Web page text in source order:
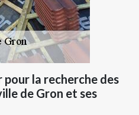
pour la recherche des
de Gron et ses